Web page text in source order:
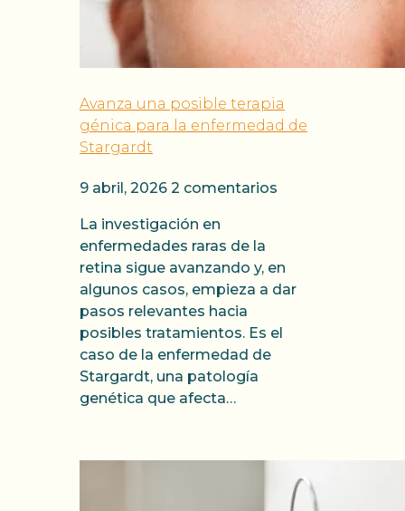
Avanza una posible terapia
génica para la enfermedad de
Stargardt
9 abril, 2026 2 comentarios
La investigación en
enfermedades raras de la
retina sigue avanzando y, en
algunos casos, empieza a dar
pasos relevantes hacia
posibles tratamientos. Es el
caso de la enfermedad de
Stargardt, una patología
genética que afecta…